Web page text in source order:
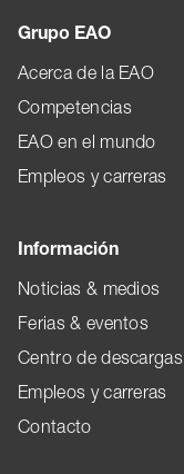
Grupo EAO
Acerca de la EAO
Competencias
EAO en el mundo
Empleos y carreras
Información
Noticias & medios
Ferias & eventos
Centro de descargas
Empleos y carreras
Contacto